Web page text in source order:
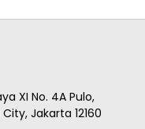
XI No. 4A Pulo,
Jakarta 12160